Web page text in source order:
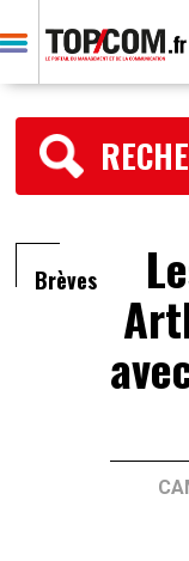
Brèves